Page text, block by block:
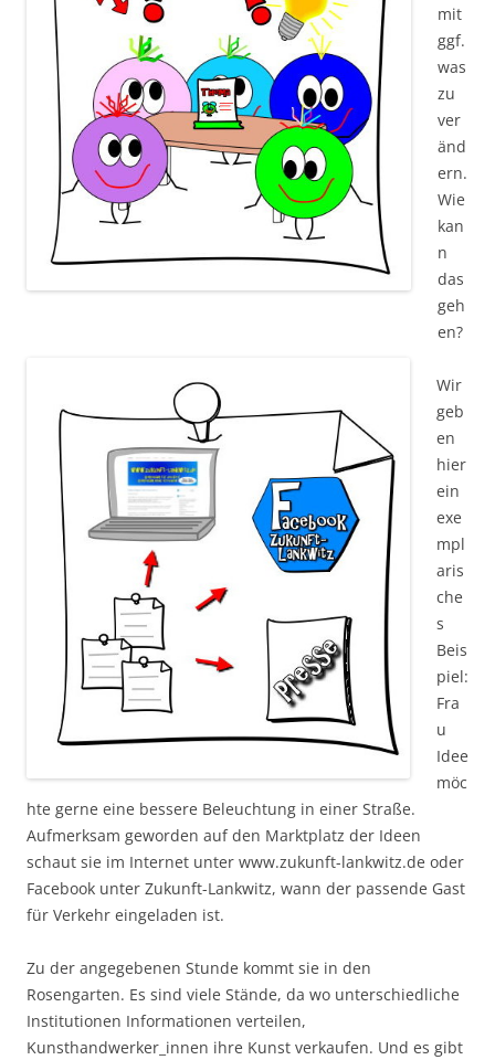
mit
ggf.
was
zu
ver
änd
ern.
Wie
kan
n
das
geh
en?
Wir
geb
en
hier
ein
exe
mpl
aris
che
s
Beis
piel:
Fra
u
Idee
möc
hte gerne eine bessere Beleuchtung in einer Straße.
Aufmerksam geworden auf den Marktplatz der Ideen
schaut sie im Internet unter www.zukunft-lankwitz.de oder
Facebook unter Zukunft-Lankwitz, wann der passende Gast
für Verkehr eingeladen ist.
Zu der angegebenen Stunde kommt sie in den
Rosengarten. Es sind viele Stände, da wo unterschiedliche
Institutionen Informationen verteilen,
Kunsthandwerker_innen ihre Kunst verkaufen. Und es gibt